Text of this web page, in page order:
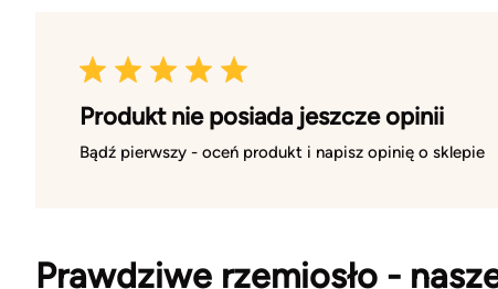
Produkt nie posiada jeszcze opinii
Bądź pierwszy - oceń produkt i napisz opinię o sklepie
Prawdziwe rzemiosło -